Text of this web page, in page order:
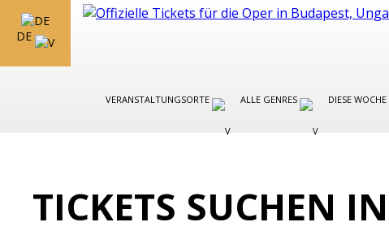
DE
VERANSTALTUNGSORTE ALLE GENRES DIESE WOCHE
TICKETS SUCHEN